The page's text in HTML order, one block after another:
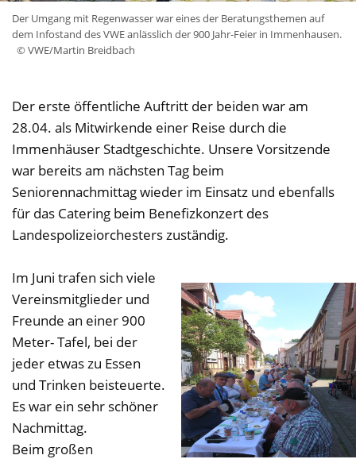
Der Umgang mit Regenwasser war eines der Beratungsthemen auf
dem Infostand des VWE anlässlich der 900 Jahr-Feier in Immenhausen.
© VWE/Martin Breidbach
Der erste öffentliche Auftritt der beiden war am
28.04. als Mitwirkende einer Reise durch die
Immenhäuser Stadtgeschichte. Unsere Vorsitzende
war bereits am nächsten Tag beim
Seniorennachmittag wieder im Einsatz und ebenfalls
für das Catering beim Benefizkonzert des
Landespolizeiorchesters zuständig.
Im Juni trafen sich viele
Vereinsmitglieder und
Freunde an einer 900
Meter- Tafel, bei der
jeder etwas zu Essen
und Trinken beisteuerte.
Es war ein sehr schöner
Nachmittag.
Beim großen